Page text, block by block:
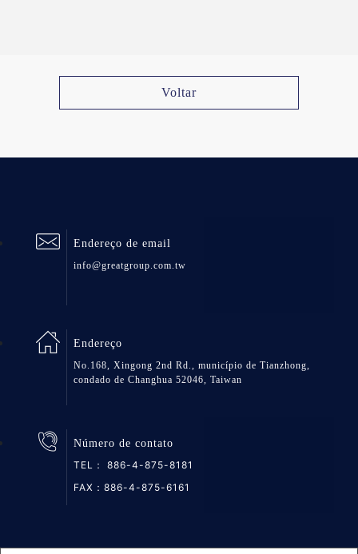
Voltar
Endereço de email
info@greatgroup.com.tw
Endereço
No.168, Xingong 2nd Rd., município de Tianzhong,
condado de Changhua 52046, Taiwan
Número de contato
TEL： 886-4-875-8181
FAX：886-4-875-6161